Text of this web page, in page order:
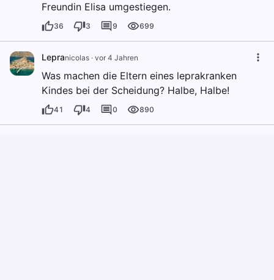
Freundin Elisa umgestiegen.
36 3 9 699
Lepranicolas · vor 4 Jahren
Was machen die Eltern eines leprakranken
Kindes bei der Scheidung? Halbe, Halbe!
41 4 0 890